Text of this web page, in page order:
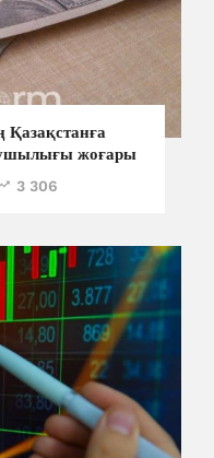
жоғары
3 306